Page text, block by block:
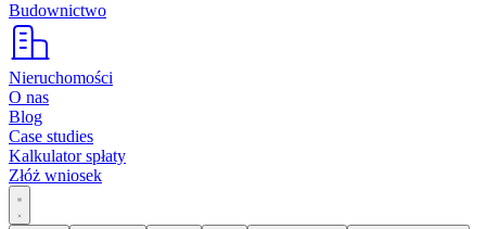
Budownictwo
Nieruchomości
O nas
Blog
Case studies
Kalkulator spłaty
Złóż wniosek